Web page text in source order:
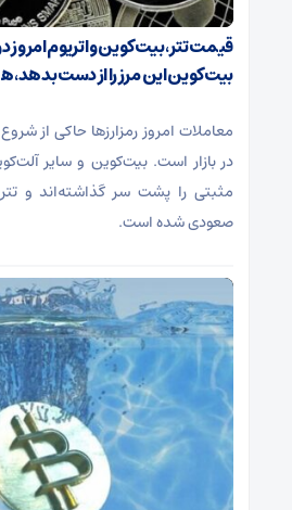
بیت‌کوین این مرز را از دست
معاملات امروز رمزارز‌ها حاکی از
در بازار است. بیت‌کوین و سایر
مثبتی را پشت سر گذاشته‌اند و تتر
صعودی شده است.